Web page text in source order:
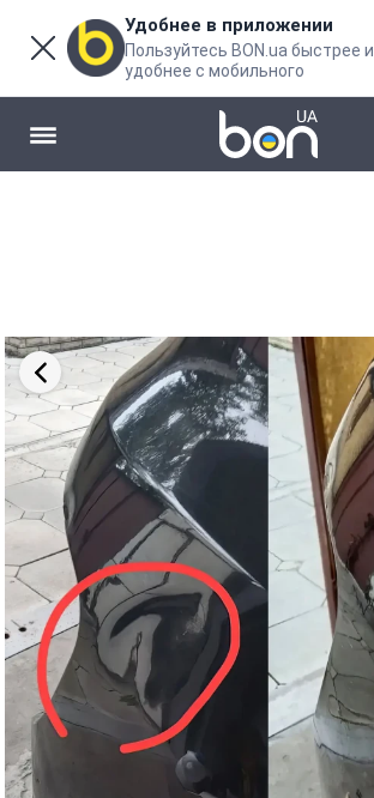
Удобнее в приложении
Пользуйтесь BON.ua быстрее и
удобнее с мобильного